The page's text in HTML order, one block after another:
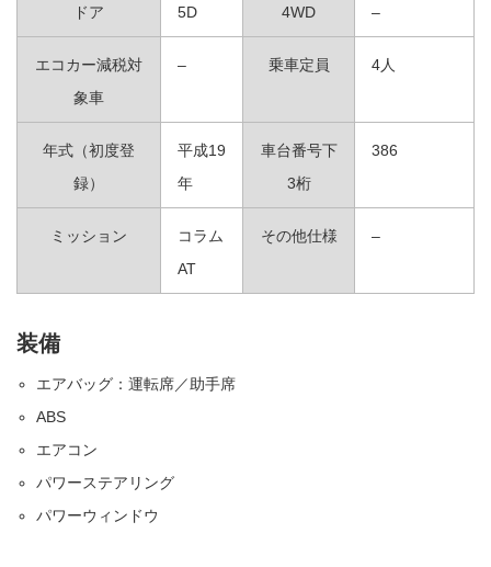
ドア 5D 4WD –
エコカー減税対
象車
– 乗車定員 4人
年式（初度登
録）
平成19
年
車台番号下
3桁
386
ミッション
コラム
AT
その他仕様 –
装備
エアバッグ：運転席／助手席
ABS
エアコン
パワーステアリング
パワーウィンドウ